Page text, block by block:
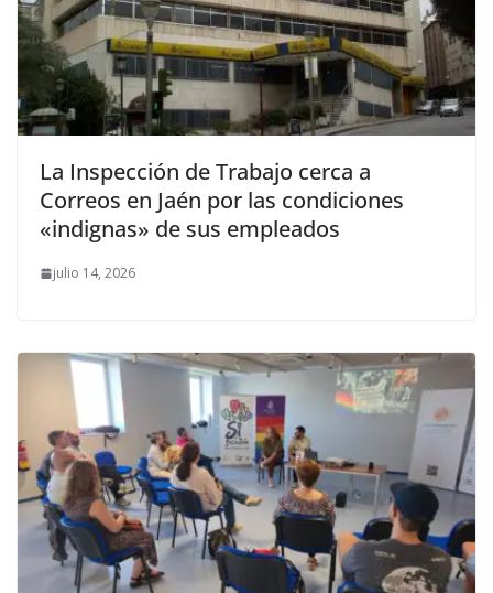
La Inspección de Trabajo cerca a
Correos en Jaén por las condiciones
«indignas» de sus empleados
julio 14, 2026